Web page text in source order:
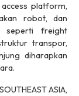
platform,
robot, dan
seperti freight
transpor,
diharapkan
ASIA,